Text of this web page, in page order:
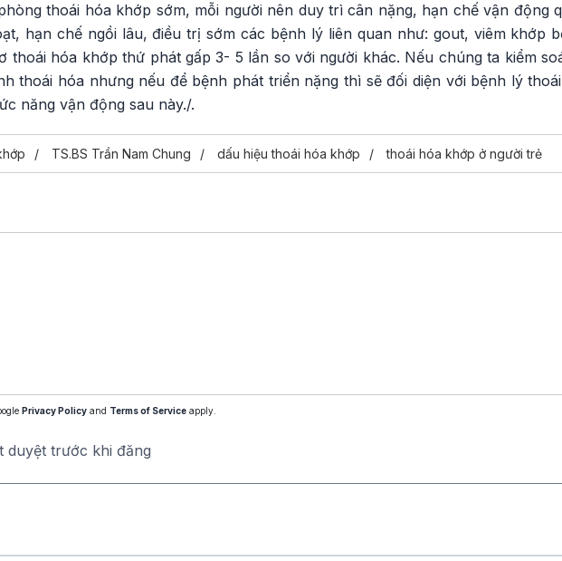
thoái hóa khớp sớm, mỗi người nên duy trì cân nặng, hạn chế vận động
hạn chế ngồi lâu, điều trị sớm các bệnh lý liên quan như: gout, viêm khớp
thoái hóa khớp thứ phát gấp 3- 5 lần so với người khác. Nếu chúng ta kiểm
thoái hóa nhưng nếu để bệnh phát triển nặng thì sẽ đối diện với bệnh lý
năng vận động sau này./.
TS.BS Trần Nam Chung dấu hiệu thoái hóa khớp thoái hóa khớp ở người trẻ
Privacy Policy and Terms of Service apply.
duyệt trước khi đăng